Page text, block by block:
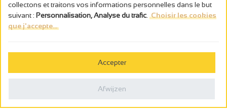
L’abus d’alcool est dangereux pour la santé, à consommer avec
Politique de confidentialité
collectons et traitons vos informations personnelles dans le but
suivant : Personnalisation, Analyse du trafic Choisir les cookies
que j'accepte...
Accepter
Afwijzen